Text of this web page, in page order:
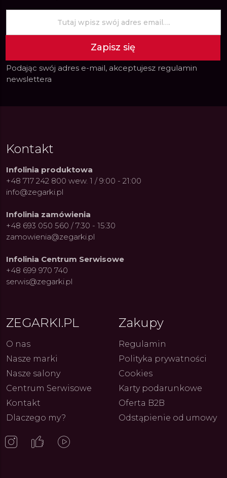
Constant: Pasja,
i Dostępny Luksus z
Zapisz się
Podając swój adres e-mail, akceptujesz regulamin
newslettera
Kontakt
Infolinia produktowa
+48 717 242 800 wew. 1 / 9:00 - 21:00
info@zegarki.pl
Infolinia zamówienia
+48 693 050 560 / 7:30 - 15:30
zamowienia@zegarki.pl
Infolinia Centrum Serwisowe
+48 699 970 740
serwis@zegarki.pl
ZEGARKI.PL
O nas
Nasze marki
Nasze salony
Centrum Serwisowe
Kontakt
Dlaczego my?
Zakupy
Regulamin
Polityka prywatności
Cookies
Karty podarunkowe
Oferta B2B
Odstąpienie od umowy